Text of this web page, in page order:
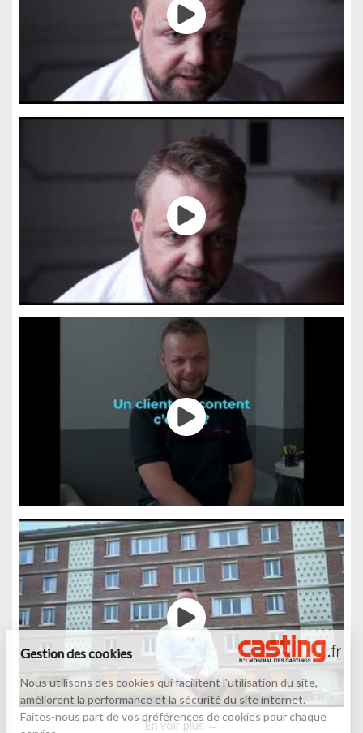
En voir plus
Gestion des cookies
Nous utilisons des cookies qui facilitent l'utilisation du site,
améliorent la performance et la sécurité du site internet.
Faites-nous part de vos préférences de cookies pour chaque